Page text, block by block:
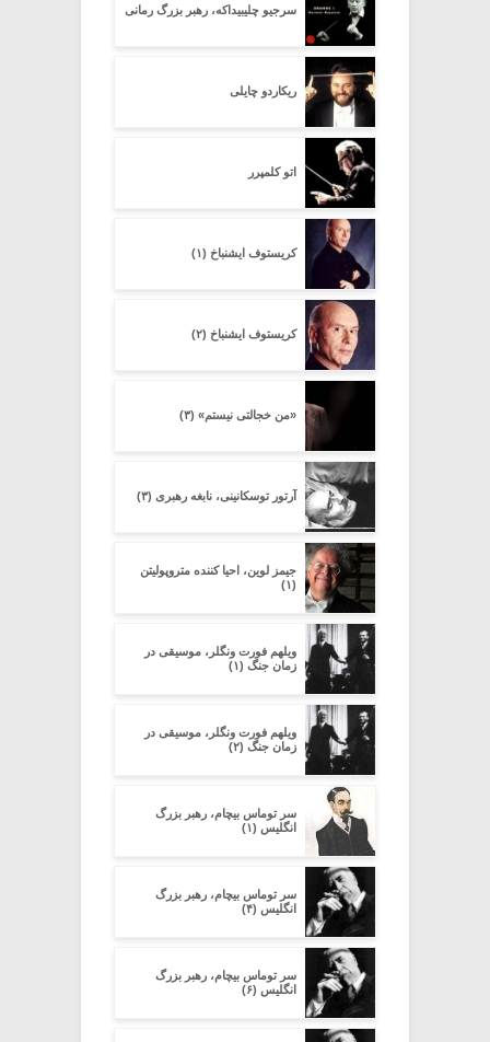
سرجیو چلیبیداکه، رهبر بزرگ رمانی
ریکاردو چایلی
اتو کلمپرر
کریستوف ایشنباخ (۱)
کریستوف ایشنباخ (۲)
«من خجالتی نیستم» (۳)
آرتور توسکانینی، نابغه رهبری (۳)
جیمز لوین، احیا کننده متروپولیتن
(۱)
ویلهم فورت ونگلر، موسیقی در
زمان جنگ (۱)
ویلهم فورت ونگلر، موسیقی در
زمان جنگ (۲)
سر توماس بیچام، رهبر بزرگ
انگلیس (۱)
سر توماس بیچام، رهبر بزرگ
انگلیس (۴)
سر توماس بیچام، رهبر بزرگ
انگلیس (۶)